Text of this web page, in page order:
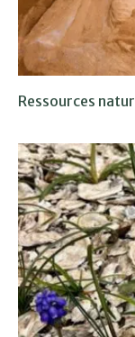
Ressources